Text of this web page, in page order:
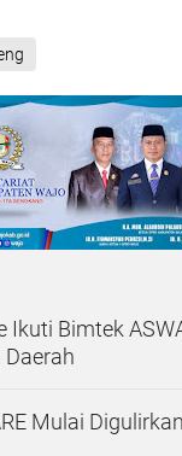
Ikuti Bimtek
Daerah
Mulai